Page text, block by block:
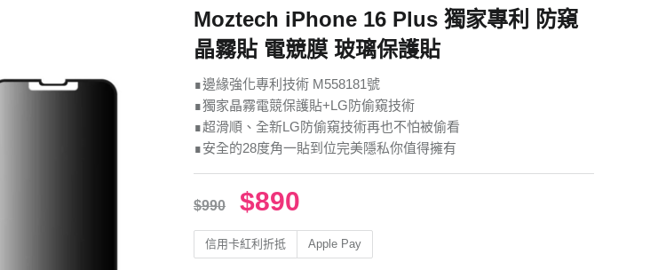
Moztech iPhone 16 Plus 獨家專利 防窺
晶霧貼 電競膜 玻璃保護貼
∎邊緣強化專利技術 M558181號
∎獨家晶霧電競保護貼+LG防偷窺技術
∎超滑順、全新LG防偷窺技術再也不怕被偷看
∎安全的28度角一貼到位完美隱私你值得擁有
$990 $890
信用卡紅利折抵 Apple Pay